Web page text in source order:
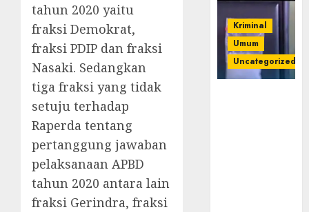
tahun 2020 yaitu
fraksi Demokrat,
fraksi PDIP dan fraksi
Nasaki. Sedangkan
tiga fraksi yang tidak
setuju terhadap
Raperda tentang
pertanggung jawaban
pelaksanaan APBD
tahun 2020 antara lain
fraksi Gerindra, fraksi
Kriminal
Umum
Uncategorized